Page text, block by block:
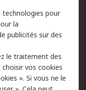
des E-mails
anti-
pour
la
publicités sur des
le traitement des
vos cookies
». Si vous ne le